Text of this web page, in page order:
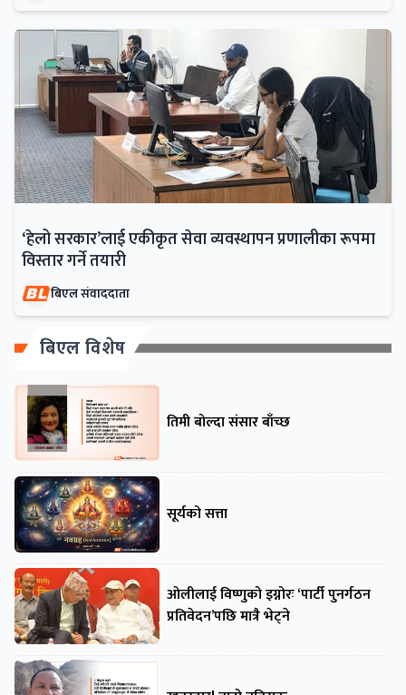
‘हेलो सरकार’लाई एकीकृत सेवा व्यवस्थापन प्रणालीका रूपमा
विस्तार गर्ने तयारी
बिएल संवाददाता
बिएल विशेष
तिमी बोल्दा संसार बाँच्छ
सूर्यको सत्ता
ओलीलाई विष्णुको इग्नोरः ‘पार्टी पुनर्गठन
प्रतिवेदन’पछि मात्रै भेट्ने